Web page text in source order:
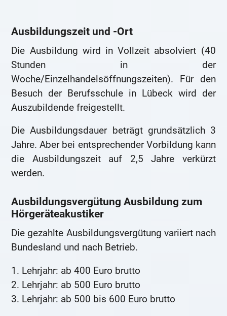
Ausbildungszeit und -Ort
Die Ausbildung wird in Vollzeit absolviert (40
Stunden in der
Woche/Einzelhandelsöffnungszeiten). Für den
Besuch der Berufsschule in Lübeck wird der
Auszubildende freigestellt.
Die Ausbildungsdauer beträgt grundsätzlich 3
Jahre. Aber bei entsprechender Vorbildung kann
die Ausbildungszeit auf 2,5 Jahre verkürzt
werden.
Ausbildungsvergütung Ausbildung zum
Hörgeräteakustiker
Die gezahlte Ausbildungsvergütung variiert nach
Bundesland und nach Betrieb.
1. Lehrjahr: ab 400 Euro brutto
2. Lehrjahr: ab 500 Euro brutto
3. Lehrjahr: ab 500 bis 600 Euro brutto